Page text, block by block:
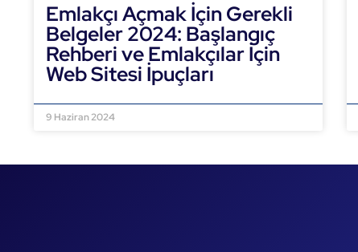
Emlakçı Açmak İçin Gerekli
Belgeler 2024: Başlangıç
Rehberi ve Emlakçılar İçin
Web Sitesi İpuçları
9 Haziran 2024